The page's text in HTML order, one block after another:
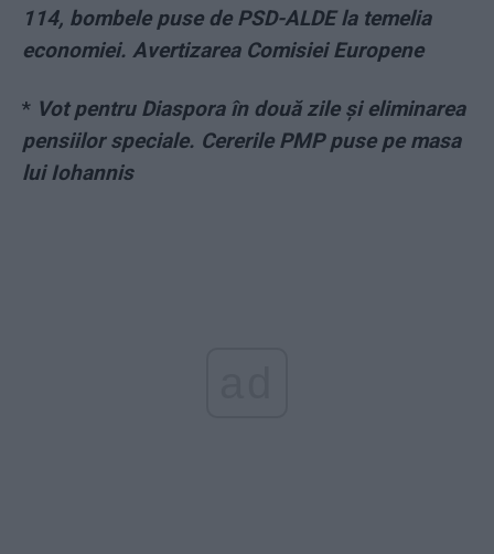
114, bombele puse de PSD-ALDE la temelia
economiei. Avertizarea Comisiei Europene
* Vot pentru Diaspora în două zile şi eliminarea
pensiilor speciale. Cererile PMP puse pe masa
lui Iohannis